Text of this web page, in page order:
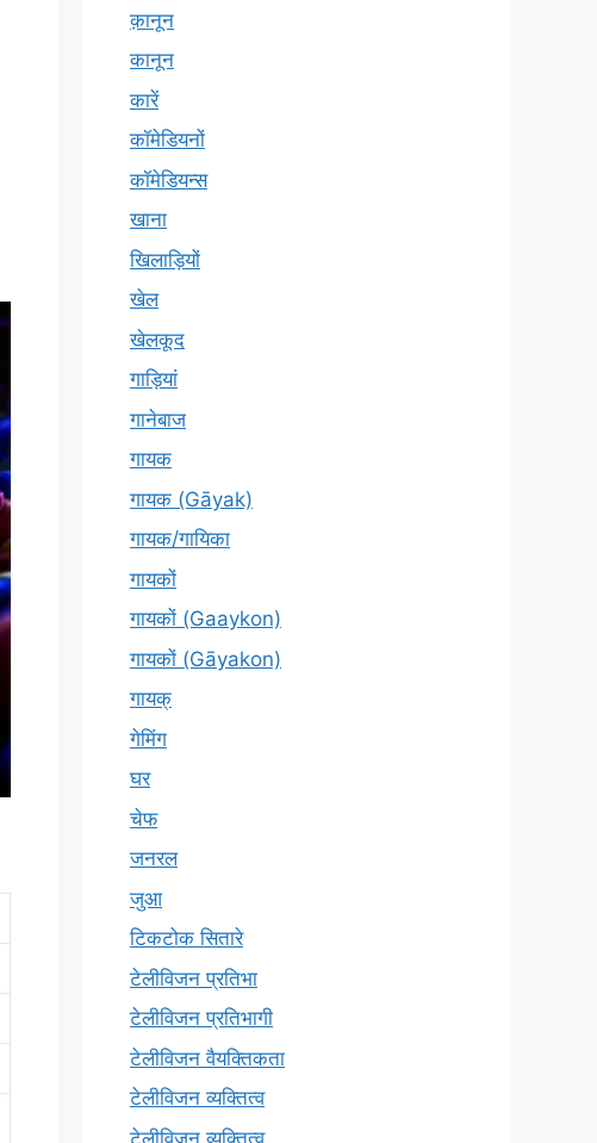
क़ानून
कानून
कारें
कॉमेडियनों
कॉमेडियन्स
खाना
खिलाड़ियों
खेल
खेलकूद
गाड़ियां
गानेबाज
गायक
गायक (Gāyak)
गायक/गायिका
गायकों
गायकों (Gaaykon)
गायकों (Gāyakon)
गायक्
गेमिंग
घर
चेफ
जनरल
जुआ
टिकटोक सितारे
टेलीविजन प्रतिभा
टेलीविजन प्रतिभागी
टेलीविजन वैयक्तिकता
टेलीविजन व्यक्तित्व
टेलीविज़न व्यक्तित्व